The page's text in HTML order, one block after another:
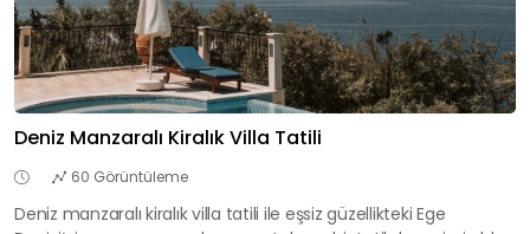
Deniz Manzaralı Kiralık Villa Tatili
60 Görüntüleme
Deniz manzaralı kiralık villa tatili ile eşsiz güzellikteki Ege